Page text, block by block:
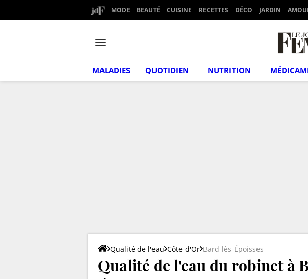
MODE BEAUTÉ CUISINE RECETTES DÉCO JARDIN
MALADIES QUOTIDIEN NUTRITION
Qualité de l'eau Côte-d'Or Bard-lès-Époisses
Qualité de l'eau du robinet à